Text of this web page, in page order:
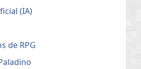
(IA)
de RPG